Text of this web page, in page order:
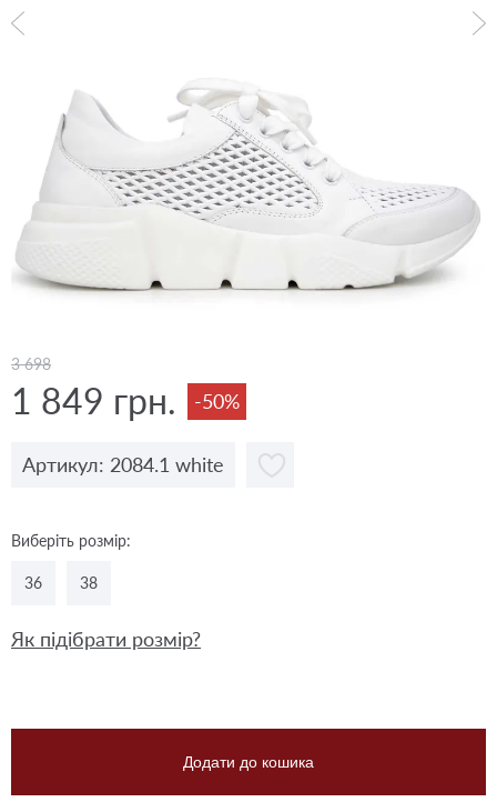
3 698
1 849 грн. -50%
Артикул: 2084.1 white
Виберіть розмір:
36 38
Як підібрати розмір?
Додати до кошика